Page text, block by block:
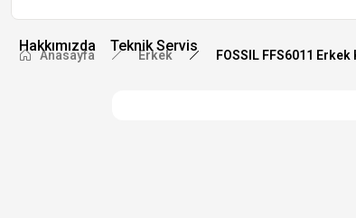
Hakkımızda Teknik Servis
Anasayfa Erkek FOSSIL FFS6011 Erkek